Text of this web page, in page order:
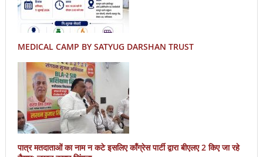
MEDICAL CAMP BY SATYUG DARSHAN TRUST
पात्र मतदाताओं का नाम न कटे इसलिए काँग्रेस पार्टी द्वारा बीएलए 2 किए जा रहे